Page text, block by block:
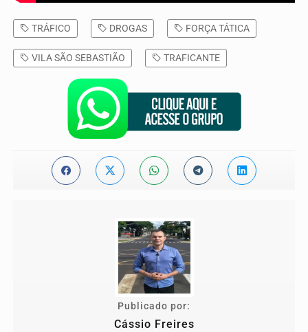
TRÁFICO DROGAS FORÇA TÁTICA
VILA SÃO SEBASTIÃO TRAFICANTE
Publicado por:
Cássio Freires